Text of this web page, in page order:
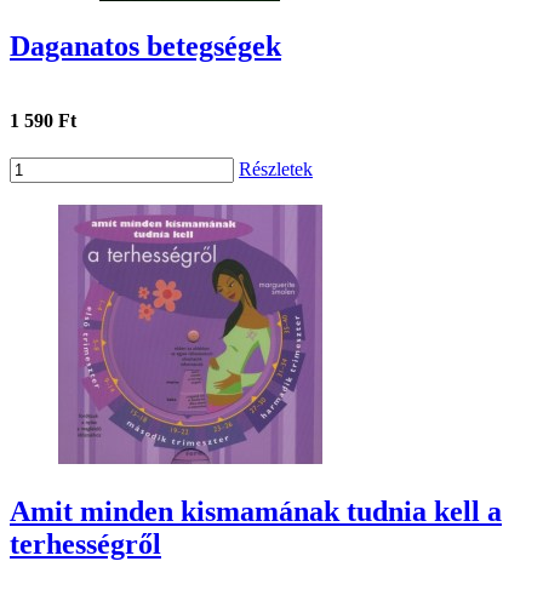
Daganatos betegségek
1 590 Ft
Részletek
Amit minden kismamának tudnia kell a
terhességről